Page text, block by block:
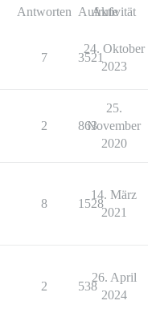
Antworten Aufrufe
Aktivität
7 3521
24. Oktober
2023
2 863
25.
November
2020
8 1528
14. März
2021
2 538
26. April
2024